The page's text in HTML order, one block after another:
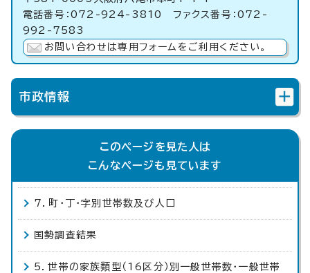
電話番号：072-924-3810 ファクス番号：072-
992-7583
お問い合わせは専用フォームをご利用ください。
市政情報
このページを見た人は
こんなページも見ています
7．町・丁・字別世帯数及び人口
国勢調査結果
5．世帯の家族類型（16区分）別一般世帯数・一般世帯